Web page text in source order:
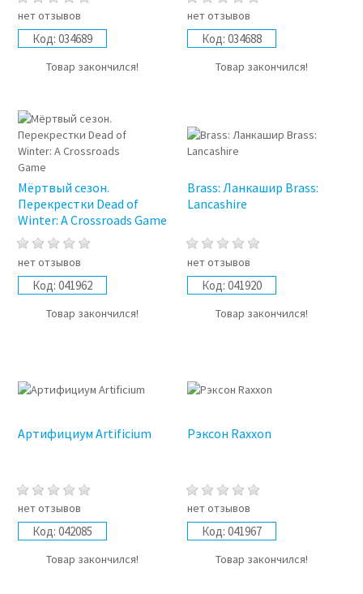
нет отзывов
Код: 034689
Товар закончился!
нет отзывов
Код: 034688
Товар закончился!
Мёртвый сезон.
Перекрестки Dead of
Winter: A Crossroads Game
нет отзывов
Код: 041962
Товар закончился!
Brass: Ланкашир Brass:
Lancashire
нет отзывов
Код: 041920
Товар закончился!
Артифициум Artificium
нет отзывов
Код: 042085
Товар закончился!
Рэксон Raxxon
нет отзывов
Код: 041967
Товар закончился!